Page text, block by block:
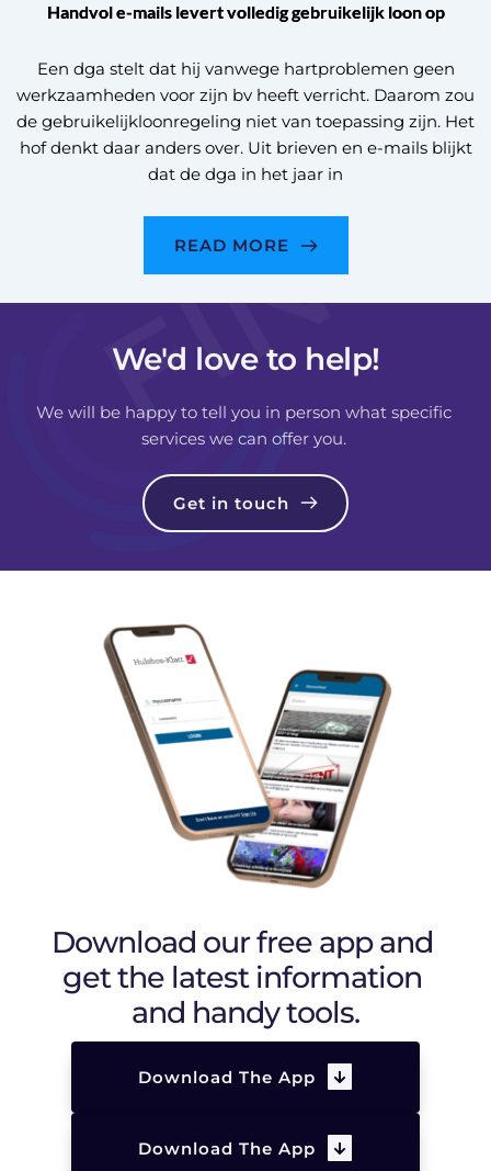
Handvol e-mails levert volledig gebruikelijk loon op
Een dga stelt dat hij vanwege hartproblemen geen
werkzaamheden voor zijn bv heeft verricht. Daarom zou
de gebruikelijkloonregeling niet van toepassing zijn. Het
hof denkt daar anders over. Uit brieven en e-mails blijkt
dat de dga in het jaar in
READ MORE
We'd love to help!
We will be happy to tell you in person what specific
services we can offer you.
Get in touch
Download our free app and
get the latest information
and handy tools.
Download The App
Download The App